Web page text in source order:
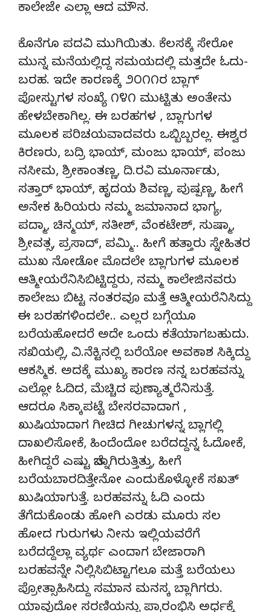
ಕಾಲೇಜೇ ಎಲ್ಲಾ ಆದ ಮೌನ.
ಕೊನೆಗೂ ಪದವಿ ಮುಗಿಯಿತು. ಕೆಲಸಕ್ಕೆ ಸೇರೋ
ಮುನ್ನ ಮನೆಯಲ್ಲಿದ್ದ ಸಮಯದಲ್ಲಿ ಮತ್ತದೇ ಓದು-
ಬರಹ. ಇದೇ ಕಾರಣಕ್ಕೆ ೨೦೧೧ರ ಬ್ಲಾಗ್
ಪೋಸ್ಟುಗಳ ಸಂಖ್ಯೆ ೧೪೧ ಮುಟ್ಟಿತು ಅಂತೇನು
ಹೇಳಬೇಕಾಗಿಲ್ಲ. ಈ ಬರಹಗಳ , ಬ್ಲಾಗುಗಳ
ಮೂಲಕ ಪರಿಚಯವಾದವರು ಒಬ್ಬಿಬ್ಬರಲ್ಲ. ಈಶ್ವರ
ಕಿರಣರು, ಬದ್ರಿ ಭಾಯ್, ಮಂಜು ಭಾಯ್, ಪಂಜು
ನಸೀಮ, ಶ್ರೀಕಾಂತಣ್ಣ, ದಿ.ರವಿ ಮೂರ್ನಾಡು,
ಸತ್ತಾರ್ ಭಾಯ್, ಹೃದಯ ಶಿವಣ್ಣ, ಪುಷ್ಪಣ್ಣ, ಹೀಗೆ
ಅನೇಕ ಹಿರಿಯರು ನಮ್ಮ ಜಮಾನಾದ ಭಾಗ್ಯ,
ಪದ್ಮಾ, ಚಿನ್ಮಯ್, ಸತೀಶ್, ವೆಂಕಟೇಶ್, ಸುಷ್ಮಾ,
ಶ್ರೀವತ್ಸ, ಪ್ರಸಾದ್, ಪಮ್ಮಿ.. ಹೀಗೆ ಹತ್ತಾರು ಸ್ನೇಹಿತರ
ಮುಖ ನೋಡೋ ಮೊದಲೇ ಬ್ಲಾಗುಗಳ ಮೂಲಕ
ಆತ್ಮೀಯರೆನಿಸಿಬಿಟ್ಟಿದ್ದರು, ನಮ್ಮ ಕಾಲೇಜಿನವರು
ಕಾಲೇಜು ಬಿಟ್ಟ ನಂತರವೂ ಮತ್ತೆ ಆತ್ಮೀಯರೆನಿಸಿದ್ದು
ಈ ಬರಹಗಳಿಂದಲೇ.. ಎಲ್ಲರ ಬಗ್ಗೆಯೂ
ಬರೆಯಹೋದರೆ ಅದೇ ಒಂದು ಕತೆಯಾಗಬಹುದು.
ಸಖಿಯಲ್ಲಿ, ವಿ.ನೆಕ್ಟಿನಲ್ಲಿ ಬರೆಯೋ ಅವಕಾಶ ಸಿಕ್ಕಿದ್ದು
ಆಕಸ್ಮಿಕ. ಅದಕ್ಕೆ ಮುಖ್ಯ ಕಾರಣ ನನ್ನ ಬರಹವನ್ನು
ಎಲ್ಲೋ ಓದಿದ, ಮೆಚ್ಚಿದ ಪುಣ್ಯಾತ್ಮರೆನಿಸುತ್ತೆ.
ಆದರೂ ಸಿಕ್ಕಾಪಟ್ಟೆ ಬೇಸರವಾದಾಗ ,
ಖುಷಿಯಾದಾಗ ಗೀಚಿದ ಗೀಚುಗಳನ್ನ ಬ್ಲಾಗಲ್ಲಿ
ದಾಖಲಿಸೋಕೆ, ಹಿಂದೆಂದೋ ಬರೆದದ್ದನ್ನ ಓದೋಕೆ,
ಹೀಗಿದ್ದರೆ ಎಷ್ಟು ಚೆನ್ನಾಗಿರುತ್ತಿತ್ತು, ಹೀಗೆ
ಬರೆಯಬಾರದಿತ್ತೇನೋ ಎಂದುಕೊಳ್ಳೋಕೆ ಸಖತ್
ಖುಷಿಯಾಗುತ್ತೆ. ಬರಹವನ್ನು ಓದಿ ಎಂದು
ತೆಗೆದುಕೊಂಡು ಹೋಗಿ ಎರಡು ಮೂರು ಸಲ
ಹೋದ ಗುರುಗಳು ನೀನು ಇಲ್ಲಿಯವರೆಗೆ
ಬರೆದದ್ದೆಲ್ಲಾ ವ್ಯರ್ಥ ಎಂದಾಗ ಬೇಜಾರಾಗಿ
ಬರಹವನ್ನೇ ನಿಲ್ಲಿಸಿಬಿಟ್ಟಾಗಲೂ ಮತ್ತೆ ಬರೆಯಲು
ಪ್ರೋತ್ಸಾಹಿಸಿದ್ದು ಸಮಾನ ಮನಸ್ಕ ಬ್ಲಾಗಿಗರು.
ಯಾವುದೋ ಸರಣಿಯನ್ನು ಪ್ರಾರಂಭಿಸಿ ಅರ್ಧಕ್ಕೆ